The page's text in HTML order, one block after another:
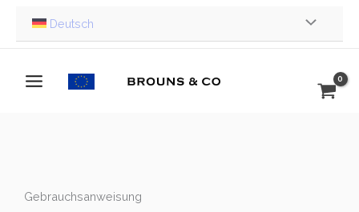
Deutsch
Gebrauchsanweisung